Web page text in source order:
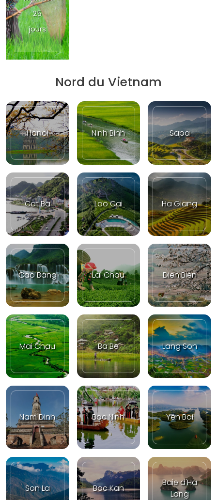
25
jours
Nord du Vietnam
Hanoi Ninh Binh Sapa
Cat Ba Lao Cai Ha Giang
Cao Bang Lai Chau Dien Bien
Mai Chau Ba Be Lang Son
Nam Dinh Bac Ninh Yen Bai
Son La Bac Kan
Baie d'Ha
Long